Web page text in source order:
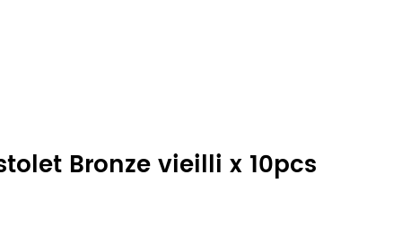
Bronze vieilli x 10pcs